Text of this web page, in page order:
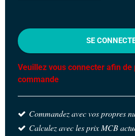
SE
Veuillez vous connecter afin de
commande
Commandez avec vos propres
Calculez avec les prix MCB